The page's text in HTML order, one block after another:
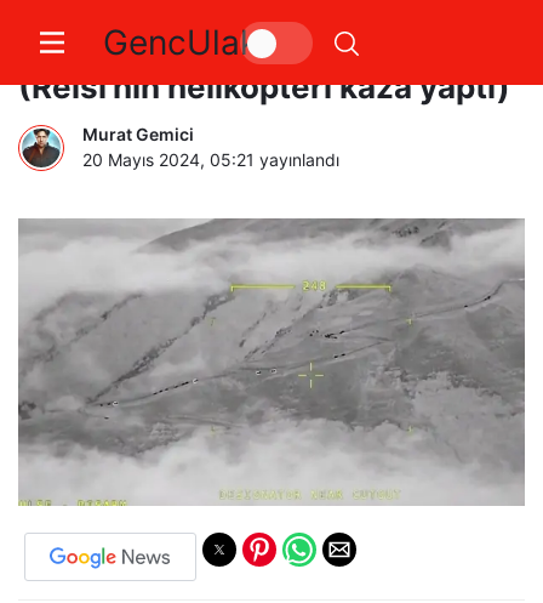
GencUlak
Enkazı Akıncı TİHA buldu
(Reisi’nin helikopteri kaza yaptı)
Murat Gemici
20 Mayıs 2024, 05:21 yayınlandı